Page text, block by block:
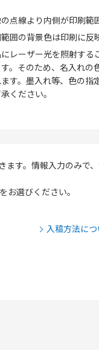
点線より内側が印刷範
囲の背景色は印刷に反
レーザー光を照射する
。そのため、名入れの
す。墨入れ等、色の指
ください。
す。情報入力のみで
選びください。
入稿方法に